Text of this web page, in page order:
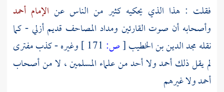
فقلت : هذا الذي يحكيه كثير من الناس عن الإمام أحمد
وأصحابه أن صوت القارئين ومداد المصاحف قديم أزلي - كما
نقلهمجد الدين بن الخطيب[ص:
وغيره - كذب مفترى
لم يقل ذلكأحمدولا أحد من علماء المسلمين ، لا من أصحاب
أحمدولا غيرهم